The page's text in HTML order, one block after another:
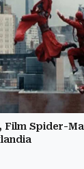
Film Spider-